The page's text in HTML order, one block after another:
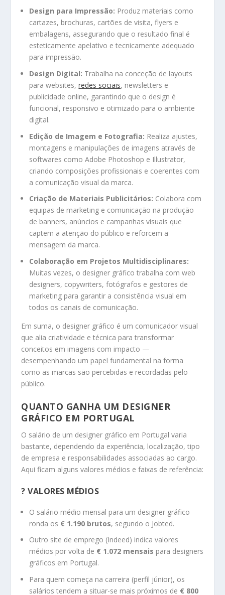
Design para Impressão: Produz materiais como
cartazes, brochuras, cartões de visita, flyers e
embalagens, assegurando que o resultado final é
esteticamente apelativo e tecnicamente adequado
para impressão.
Design Digital: Trabalha na conceção de layouts
para websites,redes sociais, newsletters e
publicidade online, garantindo que o design é
funcional, responsivo e otimizado para o ambiente
digital.
Edição de Imagem e Fotografia: Realiza ajustes,
montagens e manipulações de imagens através de
softwares como Adobe Photoshop e Illustrator,
criando composições profissionais e coerentes com
a comunicação visual da marca.
Criação de Materiais Publicitários: Colabora com
equipas de marketing e comunicação na produção
de banners, anúncios e campanhas visuais que
captem a atenção do público e reforcem a
mensagem da marca.
Colaboração em Projetos Multidisciplinares:
Muitas vezes, o designer gráfico trabalha com web
designers, copywriters, fotógrafos e gestores de
marketing para garantir a consistência visual em
todos os canais de comunicação.
Em suma, o designer gráfico é um comunicador visual
que alia criatividade e técnica para transformar
conceitos em imagens com impacto —
desempenhando um papel fundamental na forma
como as marcas são percebidas e recordadas pelo
público.
QUANTO GANHA UM DESIGNER
GRÁFICO EM PORTUGAL
O salário de um designer gráfico em Portugal varia
bastante, dependendo da experiência, localização, tipo
de empresa e responsabilidades associadas ao cargo.
Aqui ficam alguns valores médios e faixas de referência:
? VALORES MÉDIOS
O salário médio mensal para um designer gráfico
ronda os € 1.190 brutos, segundo o Jobted.
Outro site de emprego (Indeed) indica valores
médios por volta de € 1.072 mensais para designers
gráficos em Portugal.
Para quem começa na carreira (perfil júnior), os
salários tendem a situar-se mais próximos de € 800